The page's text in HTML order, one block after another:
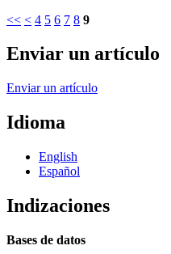
<< < 4 5 6 7 8 9
Enviar un artículo
Enviar un artículo
Idioma
English
Español
Indizaciones
Bases de datos